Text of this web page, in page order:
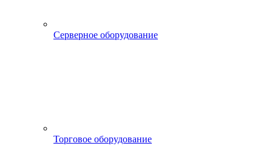
Серверное оборудование
Торговое оборудование